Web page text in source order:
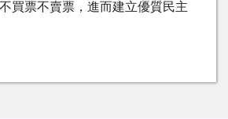
買票不賣票，進而建立優質民主